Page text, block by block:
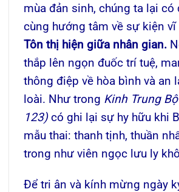
mùa đản sinh, chúng ta lại có
cùng hướng tâm về sự kiện vĩ
Tôn thị hiện giữa nhân gian.
thắp lên ngọn đuốc trí tuệ,
thông điệp về hòa bình và an
loài. Như trong Kinh Trung
123)có ghi lại sự hy hữu khi
mẫu thai: thanh tịnh, thuần
trong như viên ngọc lưu ly
Để tri ân và kính mừng ngày